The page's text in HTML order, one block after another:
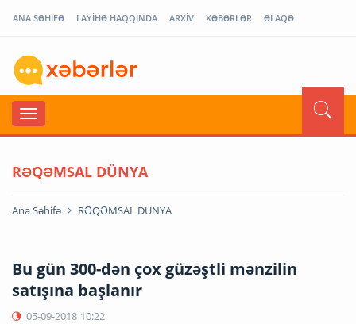
ANA SƏHİFƏ LAYİHƏ HAQQINDA ARXİV XƏBƏRLƏR ƏLAQƏ
RƏQƏMSAL DÜNYA
Ana Səhifə RƏQƏMSAL DÜNYA
Bu gün 300-dən çox güzəştli mənzilin
satışına başlanır
05-09-2018 10:22